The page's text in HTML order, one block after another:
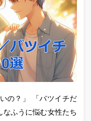
の？」 「バツイチだ
ふうに悩む女性たち